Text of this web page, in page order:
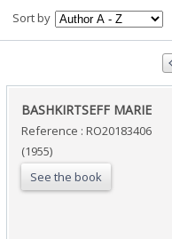
Sort by
‎BASHKIRTSEFF MARIE‎
Reference : RO20183406
(1955)
See the book